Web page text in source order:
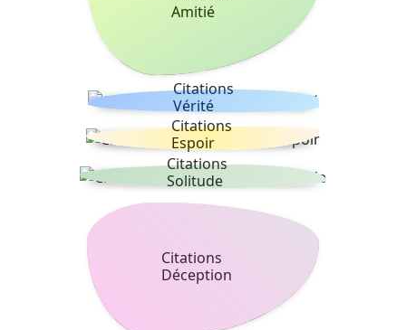
Amitié
Citations
Vérité
Citations
Espoir
Citations
Solitude
Citations
Déception